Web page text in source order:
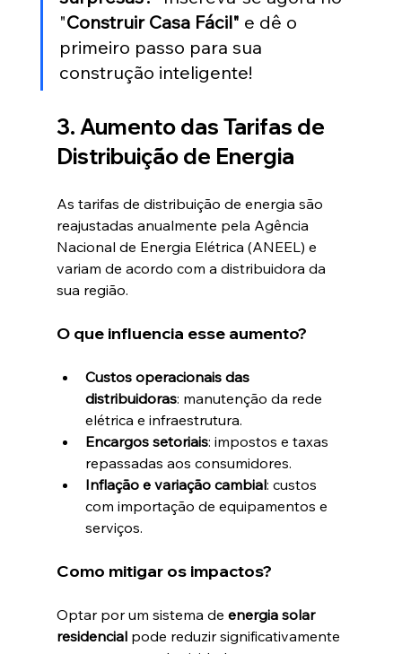
"Construir Casa Fácil" e dê o
primeiro passo para sua
construção inteligente!
3. Aumento das Tarifas de
Distribuição de Energia
As tarifas de distribuição de energia são
reajustadas anualmente pela Agência
Nacional de Energia Elétrica (ANEEL) e
variam de acordo com a distribuidora da
sua região.
O que influencia esse aumento?
Custos operacionais das
distribuidoras: manutenção da rede
elétrica e infraestrutura.
Encargos setoriais: impostos e taxas
repassadas aos consumidores.
Inflação e variação cambial: custos
com importação de equipamentos e
serviços.
Como mitigar os impactos?
Optar por um sistema de energia solar
residencial pode reduzir significativamente